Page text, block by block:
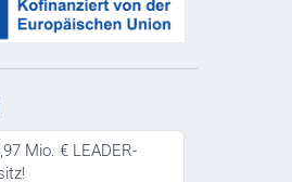
Mio. € LEADER-